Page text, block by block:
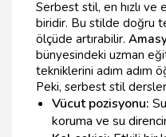
Serbest stil, en hızlı
biridir. Bu stilde doğru
ölçüde artırabilir.
bünyesindeki uzman
tekniklerini adım adım
Peki, serbest stil
Vücut pozisyonu:
koruma ve su